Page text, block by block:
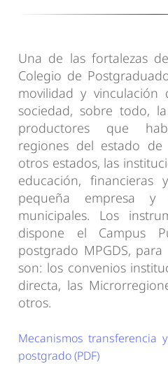
Una de las fortalezas
Colegio de
movilidad y
sociedad, sobre todo,
productores que
regiones del estado
otros estados, las
educación,
pequeña empresa
municipales. Los
dispone el Campus
postgrado MPGDS,
son: los convenios
directa, las
otros.
Mecanismos transferencia
postgrado (PDF)